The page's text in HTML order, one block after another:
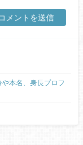
本名、身長プロフ